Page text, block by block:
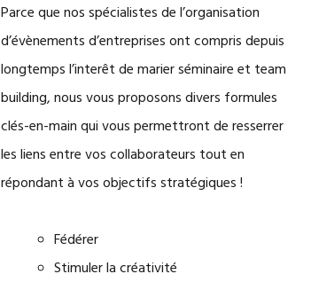
Parce que nos spécialistes de l’organisation
d’évènements d’entreprises ont compris depuis
longtemps l’interêt de marier séminaire et team
building, nous vous proposons divers formules
clés-en-main qui vous permettront de resserrer
les liens entre vos collaborateurs tout en
répondant à vos objectifs stratégiques !
Fédérer
Stimuler la créativité